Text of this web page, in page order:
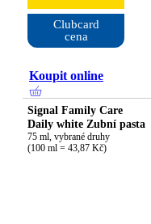
Clubcard
cena
Koupit online
Signal Family Care
Daily white Zubní pasta
75 ml, vybrané druhy
(100 ml = 43,87 Kč)